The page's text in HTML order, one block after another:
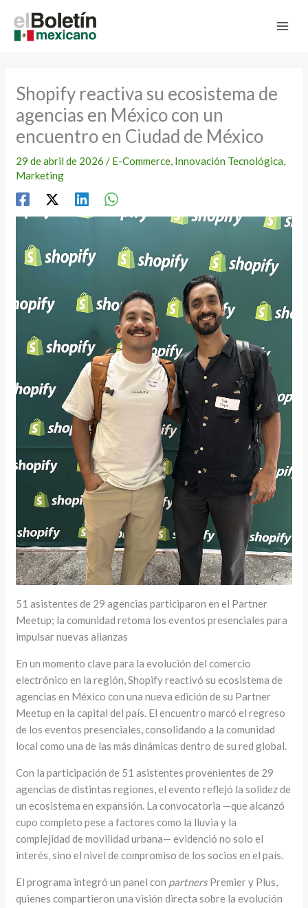
contenido
Shopify reactiva su ecosistema de
agencias en México con un
encuentro en Ciudad de México
29 de abril de 2026/ E-Commerce, Innovación Tecnológica,
Marketing
51 asistentes de 29 agencias participaron en el Partner
Meetup; la comunidad retoma los eventos presenciales para
impulsar nuevas alianzas
En un momento clave para la evolución del comercio
electrónico en la región, Shopify reactivó su ecosistema de
agencias en México con una nueva edición de su Partner
Meetup en la capital del país. El encuentro marcó el regreso
de los eventos presenciales, consolidando a la comunidad
local como una de las más dinámicas dentro de su red global.
Con la participación de 51 asistentes provenientes de 29
agencias de distintas regiones, el evento reflejó la solidez de
un ecosistema en expansión. La convocatoria —que alcanzó
cupo completo pese a factores como la lluvia y la
complejidad de movilidad urbana— evidenció no solo el
interés, sino el nivel de compromiso de los socios en el país.
El programa integró un panel con partners Premier y Plus,
quienes compartieron una visión directa sobre la evolución